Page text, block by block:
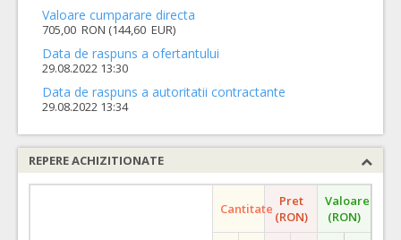
Valoare cumparare directa
705,00 RON (144,60 EUR)
Data de raspuns a ofertantului
29.08.2022 13:30
Data de raspuns a autoritatii contractante
29.08.2022 13:34
REPERE ACHIZITIONATE
Cantitate Pret
(RON)
Valoare
(RON)